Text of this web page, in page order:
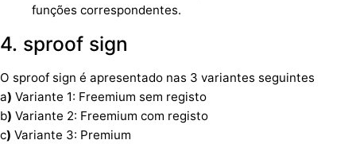
funções correspondentes.
4. sproof sign
O sproof sign é apresentado nas 3 variantes seguintes
a) Variante 1: Freemium sem registo
b) Variante 2: Freemium com registo
c) Variante 3: Premium